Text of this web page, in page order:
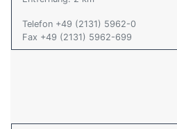
Telefon +49 (2131) 5962-0
Fax +49 (2131) 5962-699